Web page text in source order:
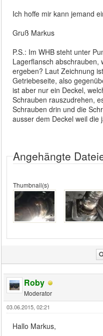
Ich hoffe mir kann jemand
Gruß Markus
P.S.: Im WHB steht unter
Lagerflansch abschrauben,
ergeben? Laut Zeichnung
Getriebeseite, also
ist aber nur ein Deckel,
Schrauben rauszudrehen,
Schrauben drin und die
ausser dem Deckel weil die
Angehängte
Thumbnail(s)
Roby
Moderator
03.06.2015, 02:21
Hallo Markus,